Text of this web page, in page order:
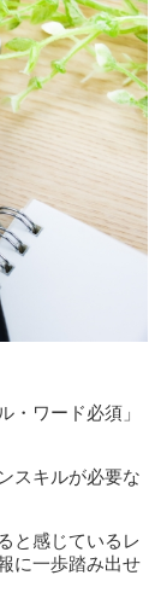
・ワード必須」
スキルが必要な
と感じているレ
に一歩踏み出せ